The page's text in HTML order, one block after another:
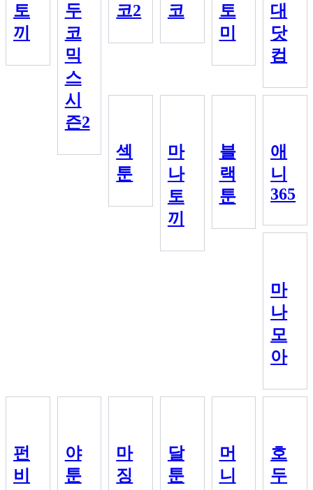
토
끼
두
코
믹
스
시
즌2
코2
코
토
미
대
닷
컴
섹
툰
마
나
토
끼
블
랙
툰
애
니
365
마
나
모
아
펀
비
야
툰
마
징
달
툰
머
니
호
두